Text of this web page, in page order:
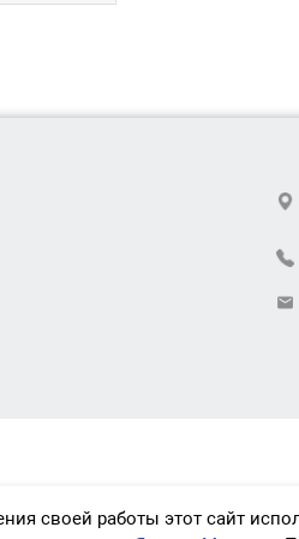
своей работы этот сайт